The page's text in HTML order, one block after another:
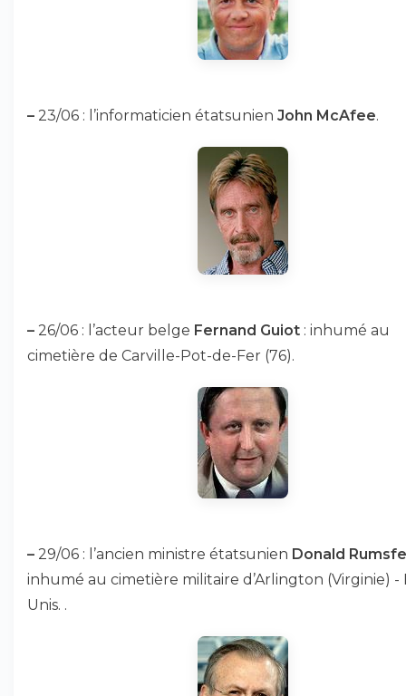
– 23/06 : l’informaticien étatsunien John McAfee.
– 26/06 : l’acteur belge Fernand Guiot : inhumé au
cimetière de Carville-Pot-de-Fer (76).
– 29/06 : l’ancien ministre étatsunien Donald
inhumé au cimetière militaire d’Arlington (Virginie) -
Unis. .